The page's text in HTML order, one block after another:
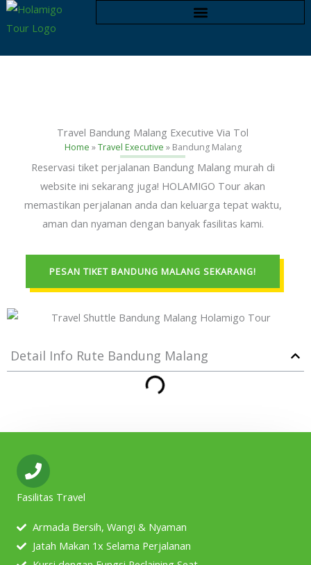
Skip
to
Travel Bandung Malang Executive Via Tol
Home »Travel Executive » Bandung Malang
Reservasi tiket perjalanan Bandung Malang murah di
website ini sekarang juga! HOLAMIGO Tour akan
memastikan perjalanan anda dan keluarga tepat waktu,
aman dan nyaman dengan banyak fasilitas kami.
PESAN TIKET BANDUNG MALANG SEKARANG!
Detail Info Rute Bandung Malang
Fasilitas Travel
Armada Bersih, Wangi & Nyaman
Jatah Makan 1x Selama Perjalanan